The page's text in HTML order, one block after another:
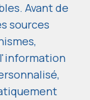
Avant de
sources